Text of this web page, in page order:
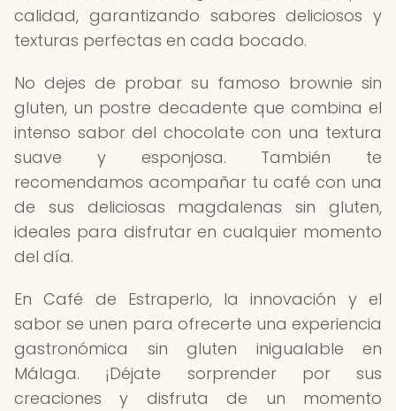
calidad, garantizando sabores deliciosos y
texturas perfectas en cada bocado.
No dejes de probar su famoso brownie sin
gluten, un postre decadente que combina el
intenso sabor del chocolate con una textura
suave y esponjosa. También te
recomendamos acompañar tu café con una
de sus deliciosas magdalenas sin gluten,
ideales para disfrutar en cualquier momento
del día.
En Café de Estraperlo, la innovación y el
sabor se unen para ofrecerte una experiencia
gastronómica sin gluten inigualable en
Málaga. ¡Déjate sorprender por sus
creaciones y disfruta de un momento